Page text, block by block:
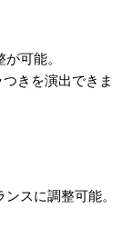
可能。
きを演出できま
スに調整可能。